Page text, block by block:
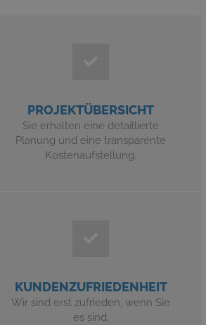
PROJEKTÜBERSICHT
Sie erhalten eine detaillierte
Planung und eine transparente
Kostenaufstellung.
KUNDENZUFRIEDENHEIT
Wir sind erst zufrieden, wenn Sie
es sind.